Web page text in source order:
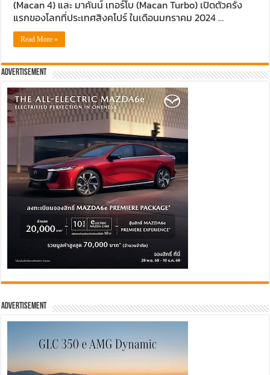
(Macan 4) และ มาคันน์ เทอร์โบ (Macan Turbo) เปิดตัวครั้ง
แรกของโลกที่ประเทศสิงคโปร์ ในเดือนมกราคม 2024 …
Read More »
Advertisement
Advertisement